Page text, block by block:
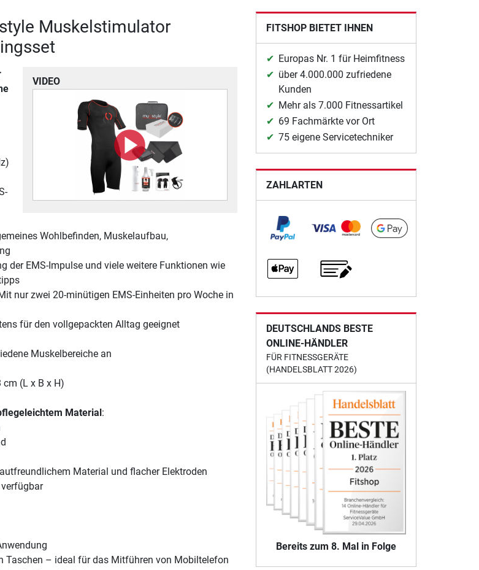
Muskelstimulator
VIDEO
Wohlbefinden, Muskelaufbau,
der EMS-Impulse und viele weitere Funktionen wie
nur zwei 20-minütigen EMS-Einheiten pro Woche in
für den vollgepackten Alltag geeignet
Muskelbereiche an
(L x B x H)
Material:
Material und flacher Elektroden
Taschen – ideal für das Mitführen von Mobiltelefon
FITSHOP BIETET IHNEN
Europas Nr. 1 für Heimfitness
über 4.000.000 zufriedene
Kunden
Mehr als 7.000 Fitnessartikel
69 Fachmärkte vor Ort
75 eigene Servicetechniker
ZAHLARTEN
DEUTSCHLANDS BESTE
ONLINE-HÄNDLER
FÜR FITNESSGERÄTE
(HANDELSBLATT 2026)
Bereits zum 8. Mal in Folge